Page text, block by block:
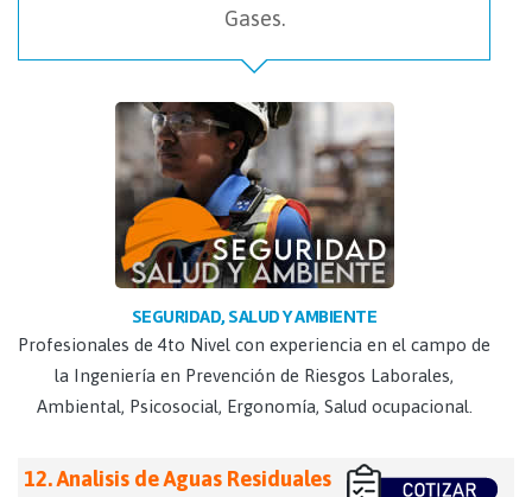
Gases.
SEGURIDAD, SALUD Y AMBIENTE
Profesionales de 4to Nivel con experiencia en el campo de
la Ingeniería en Prevención de Riesgos Laborales,
Ambiental, Psicosocial, Ergonomía, Salud ocupacional.
12. Analisis de Aguas Residuales